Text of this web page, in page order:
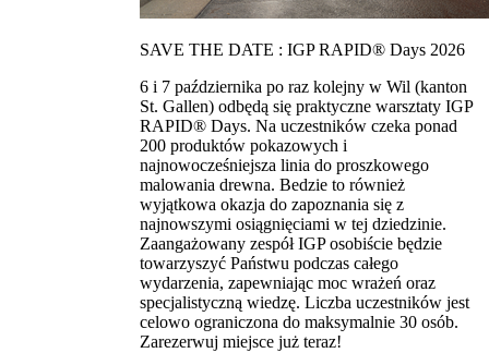
SAVE THE DATE : IGP RAPID® Days 2026
6 i 7 października po raz kolejny w Wil (kanton
St. Gallen) odbędą się praktyczne warsztaty IGP
RAPID® Days. Na uczestników czeka ponad
200 produktów pokazowych i
najnowocześniejsza linia do proszkowego
malowania drewna. Bedzie to również
wyjątkowa okazja do zapoznania się z
najnowszymi osiągnięciami w tej dziedzinie.
Zaangażowany zespół IGP osobiście będzie
towarzyszyć Państwu podczas całego
wydarzenia, zapewniając moc wrażeń oraz
specjalistyczną wiedzę. Liczba uczestników jest
celowo ograniczona do maksymalnie 30 osób.
Zarezerwuj miejsce już teraz!